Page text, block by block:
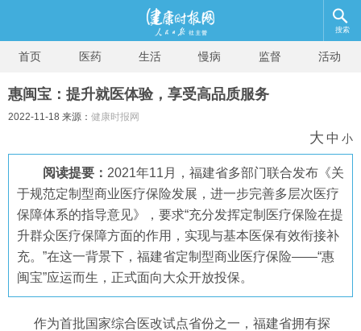
搜索
首页 医药 生活 慢病 监督 活动
惠闽宝：提升就医体验，享受高品质服务
2022-11-18 来源： 健康时报网
大 中 小
阅读提要： 2021年11月，福建省多部门联合发布《关
于规范定制型商业医疗保险发展，进一步完善多层次医疗
保障体系的指导意见》，要求“充分发挥定制医疗保险在提
升群众医疗保障方面的作用，实现与基本医保有效衔接补
充。”在这一背景下，福建省定制型商业医疗保险——“惠
闽宝”应运而生，正式面向大众开放投保。
作为首批国家综合医改试点省份之一，福建省拥有探